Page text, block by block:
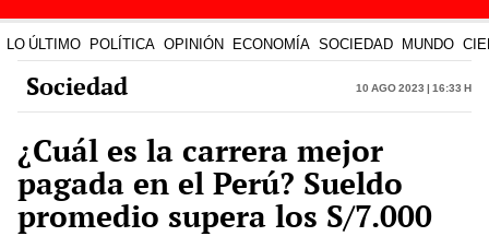
LO ÚLTIMO POLÍTICA OPINIÓN ECONOMÍA SOCIEDAD MUNDO
Sociedad 10 Ago 2023 | 16:33 h
¿Cuál es la carrera mejor
pagada en el Perú? Sueldo
promedio supera los S/7.000